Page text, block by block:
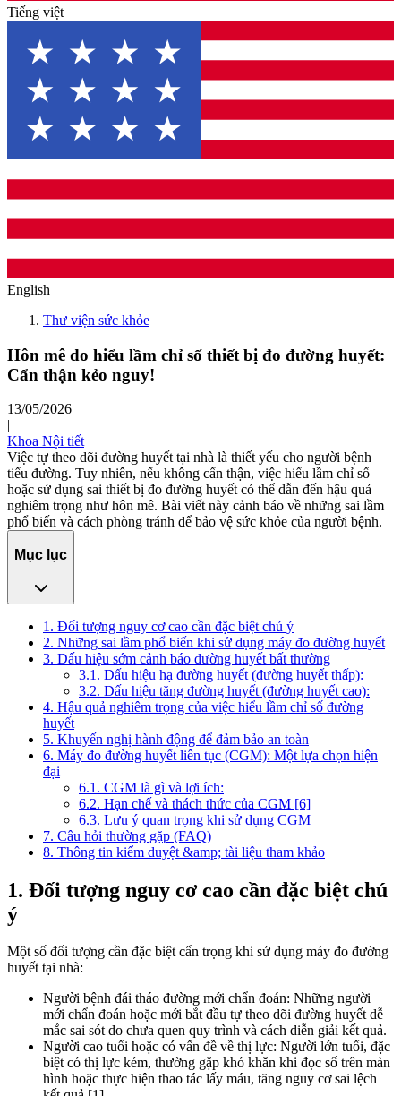
Tiếng việt
English
Thư viện sức khỏe
Hôn mê do hiểu lầm chỉ số thiết bị đo đường huyết:
Cẩn thận kẻo nguy!
13/05/2026
|
Khoa Nội tiết
Việc tự theo dõi đường huyết tại nhà là thiết yếu cho người bệnh
tiểu đường. Tuy nhiên, nếu không cẩn thận, việc hiểu lầm chỉ số
hoặc sử dụng sai thiết bị đo đường huyết có thể dẫn đến hậu quả
nghiêm trọng như hôn mê. Bài viết này cảnh báo về những sai lầm
phổ biến và cách phòng tránh để bảo vệ sức khỏe của người bệnh.
Mục lục
1. Đối tượng nguy cơ cao cần đặc biệt chú ý
2. Những sai lầm phổ biến khi sử dụng máy đo đường huyết
3. Dấu hiệu sớm cảnh báo đường huyết bất thường
3.1. Dấu hiệu hạ đường huyết (đường huyết thấp):
3.2. Dấu hiệu tăng đường huyết (đường huyết cao):
4. Hậu quả nghiêm trọng của việc hiểu lầm chỉ số đường
huyết
5. Khuyến nghị hành động để đảm bảo an toàn
6. Máy đo đường huyết liên tục (CGM): Một lựa chọn hiện
đại
6.1. CGM là gì và lợi ích:
6.2. Hạn chế và thách thức của CGM [6]
6.3. Lưu ý quan trọng khi sử dụng CGM
7. Câu hỏi thường gặp (FAQ)
8. Thông tin kiểm duyệt &amp; tài liệu tham khảo
1. Đối tượng nguy cơ cao cần đặc biệt chú
ý
Một số đối tượng cần đặc biệt cẩn trọng khi sử dụng máy đo đường
huyết tại nhà:
Người bệnh đái tháo đường mới chẩn đoán: Những người
mới chẩn đoán hoặc mới bắt đầu tự theo dõi đường huyết dễ
mắc sai sót do chưa quen quy trình và cách diễn giải kết quả.
Người cao tuổi hoặc có vấn đề về thị lực: Người lớn tuổi, đặc
biệt có thị lực kém, thường gặp khó khăn khi đọc số trên màn
hình hoặc thực hiện thao tác lấy máu, tăng nguy cơ sai lệch